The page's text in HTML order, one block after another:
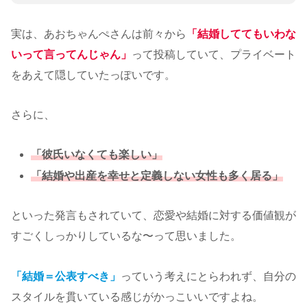
実は、あおちゃんぺさんは前々から
「結婚しててもいわな
いって言ってんじゃん」 って投稿していて、プライベート
をあえて隠していたっぽいです。
さらに、
「彼氏いなくても楽しい」
「結婚や出産を幸せと定義しない女性も多く居る」
といった発言もされていて、恋愛や結婚に対する価値観が
すごくしっかりしているな〜って思いました。
「結婚＝公表すべき」 っていう考えにとらわれず、自分の
スタイルを貫いている感じがかっこいいですよね。